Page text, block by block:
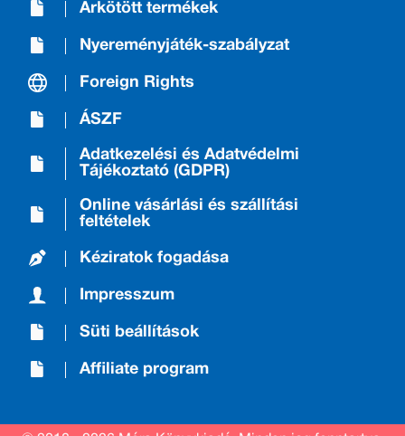
Árkötött termékek
Nyereményjáték-szabályzat
Foreign Rights
ÁSZF
Adatkezelési és Adatvédelmi
Tájékoztató (GDPR)
Online vásárlási és szállítási
feltételek
Kéziratok fogadása
Impresszum
Süti beállítások
Affiliate program